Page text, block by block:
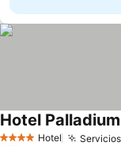
4 EstrellasHotel
Hotel Palladium